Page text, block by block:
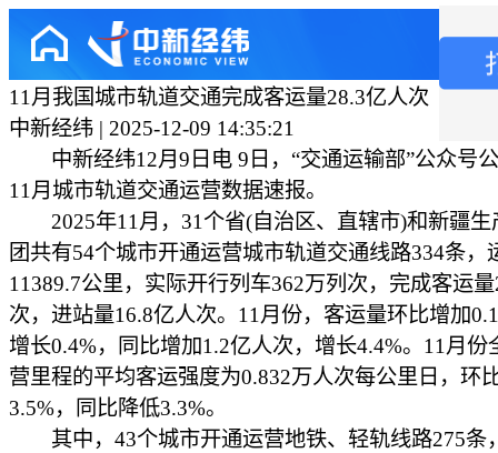
11月我国城市轨道交通完成客运量28.3亿人次
中新经纬 | 2025-12-09 14:35:21
中新经纬12月9日电 9日，“交通运输部”公众号
11月城市轨道交通运营数据速报。
2025年11月，31个省(自治区、直辖市)和新疆生
团共有54个城市开通运营城市轨道交通线路334条，
11389.7公里，实际开行列车362万列次，完成客运
次，进站量16.8亿人次。11月份，客运量环比增加
增长0.4%，同比增加1.2亿人次，增长4.4%。11月份
营里程的平均客运强度为0.832万人次每公里日，环
3.5%，同比降低3.3%。
其中，43个城市开通运营地铁、轻轨线路275条